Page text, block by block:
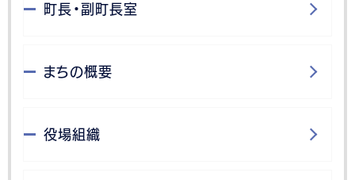
町長・副町長室
まちの概要
役場組織